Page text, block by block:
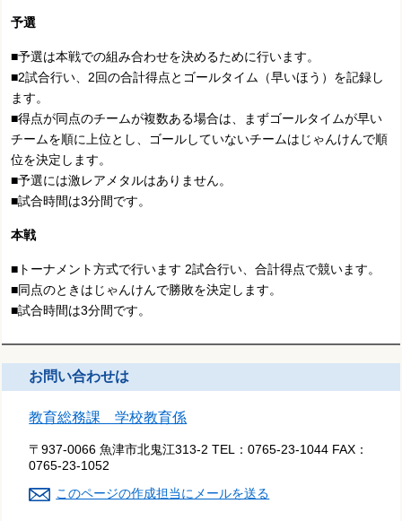
予選
■予選は本戦での組み合わせを決めるために行います。
■2試合行い、2回の合計得点とゴールタイム（早いほう）を記録し
ます。
■得点が同点のチームが複数ある場合は、まずゴールタイムが早い
チームを順に上位とし、ゴールしていないチームはじゃんけんで順
位を決定します。
■予選には激レアメタルはありません。
■試合時間は3分間です。
本戦
■トーナメント方式で行います 2試合行い、合計得点で競います。
■同点のときはじゃんけんで勝敗を決定します。
■試合時間は3分間です。
お問い合わせは
教育総務課 学校教育係
〒937-0066 魚津市北鬼江313-2 TEL：0765-23-1044 FAX：
0765-23-1052
このページの作成担当にメールを送る